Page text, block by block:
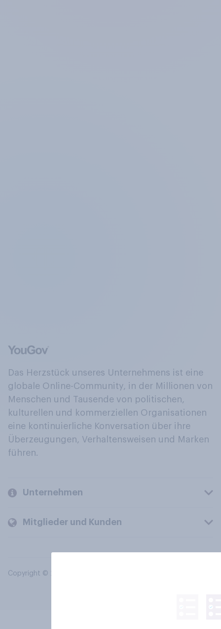
Das Herzstück unseres Unternehmens ist eine
globale Online-Community, in der Millionen von
Menschen und Tausende von politischen,
kulturellen und kommerziellen Organisationen
eine kontinuierliche Konversation über ihre
Überzeugungen, Verhaltensweisen und Marken
führen.
Unternehmen
Mitglieder und Kunden
Copyright © 2026 YouGov PLC. Alle Rechte vorbehalten.